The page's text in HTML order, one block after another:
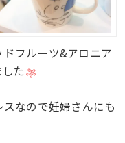
ドフルーツ&アロニア
た
なので妊婦さんにも